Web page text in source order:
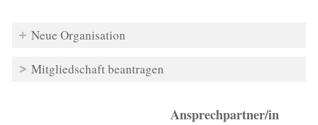
Neue Organisation
Mitgliedschaft beantragen
Ansprechpartner/in